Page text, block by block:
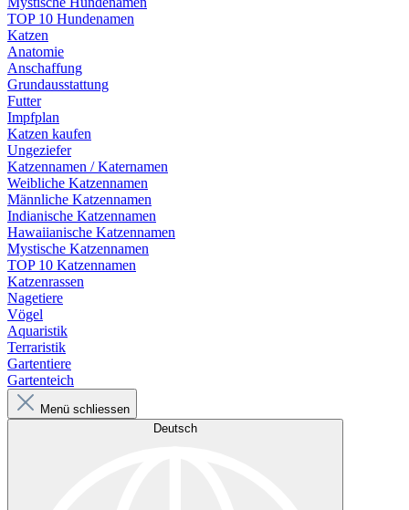
TOP 10 Hundenamen
Katzen
Anatomie
Anschaffung
Grundausstattung
Futter
Impfplan
Katzen kaufen
Ungeziefer
Katzennamen / Katernamen
Weibliche Katzennamen
Männliche Katzennamen
Indianische Katzennamen
Hawaiianische Katzennamen
Mystische Katzennamen
TOP 10 Katzennamen
Katzenrassen
Nagetiere
Vögel
Aquaristik
Terraristik
Gartentiere
Gartenteich
Menü schliessen
Deutsch